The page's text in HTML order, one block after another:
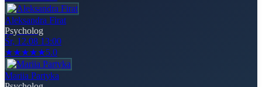
Aleksandra Firat
Psycholog
Śr, 12.08 13:00
★★★★★5.0
Mariia Partyka